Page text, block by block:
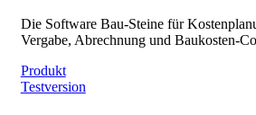
Die Software Bau-Steine für
Vergabe, Abrechnung und Baukosten-
Produkt
Testversion